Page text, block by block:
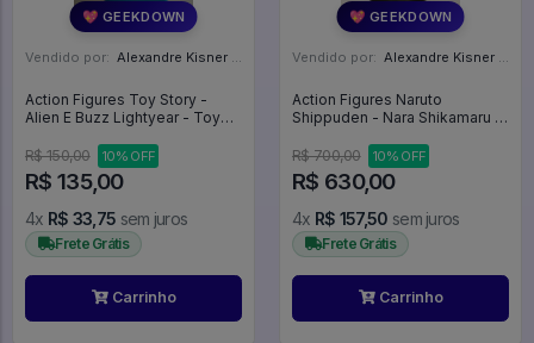
💖 GEEKDOWN
Vendido por: Alexandre Kisner - PR
Action Figures Toy Story -
Alien E Buzz Lightyear - Toy
R$ 150,00
10% OFF
R$ 135,00
4x R$ 33,75 sem juros
Frete Grátis
Carrinho
💖 GEEKDOWN
Vendido por: Alexandre Kisner - PR
Action Figures Naruto
Shippuden - Nara Shikamaru -
Naruto
R$ 700,00 10% OFF
R$ 630,00
4x R$ 157,50 sem juros
Frete Grátis
Carrinho